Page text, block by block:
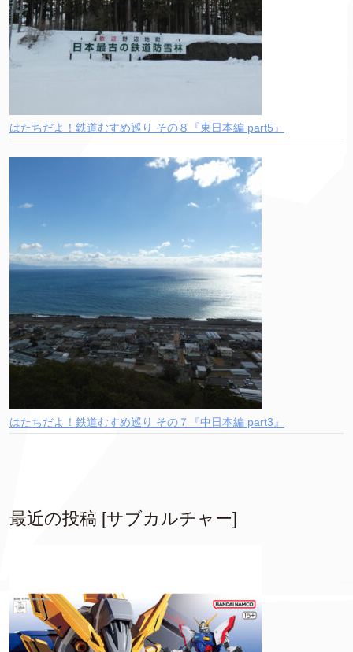
はたちだよ！鉄道むすめ巡り その８『東日本編 part5』
はたちだよ！鉄道むすめ巡り その７『中日本編 part3』
最近の投稿 [サブカルチャー]